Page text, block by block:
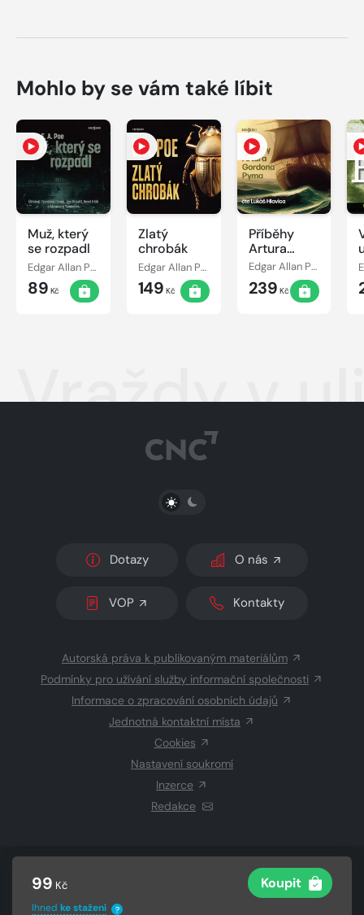
99 Kč Koupit
Ihned ke stažení ?
Mohlo by se vám také líbit
Muž, který
se rozpadl
Edgar Allan Poe
89 Kč
Zlatý
chrobák
Edgar Allan Poe
149 Kč
Příběhy
Artura
Gordona
Pyma
Edgar Allan Poe, Lukáš Hlavica
239 Kč
Vraždy v
PŘEPNOUT SVĚTLÝ/TMAVÝ REŽIM
Dotazy O nás
VOP Kontakty
Autorská práva k publikovaným materiálům
Podmínky pro užívání služby informační společnosti
Informace o zpracování osobních údajů
Jednotná kontaktní místa
Cookies
Nastavení soukromí
Inzerce
Redakce
CZECH NEWS CENTER a.s.a dodavatelé
Vysázeno